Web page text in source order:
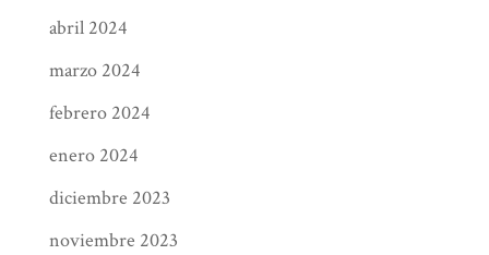
Un entorno de trabajo
desorganizado
Falta de éxito
Falta de sueño
familiares y compañeros de
trabajo.
abril 2024
marzo 2024
febrero 2024
enero 2024
diciembre 2023
noviembre 2023